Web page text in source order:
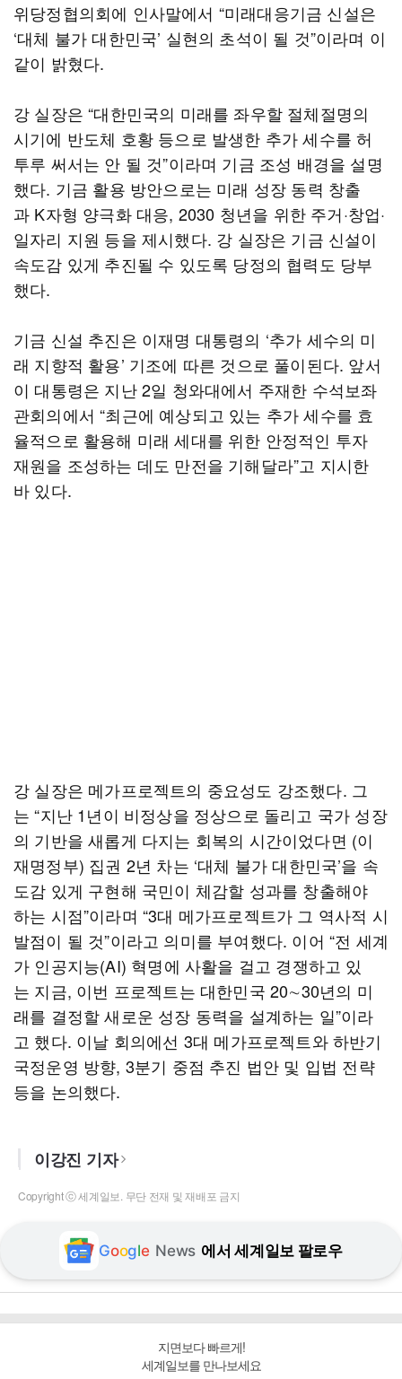
위당정협의회에 인사말에서 “미래대응기금 신설은
‘대체 불가 대한민국’ 실현의 초석이 될 것”이라며 이
같이 밝혔다.
강 실장은 “대한민국의 미래를 좌우할 절체절명의
시기에 반도체 호황 등으로 발생한 추가 세수를 허
투루 써서는 안 될 것”이라며 기금 조성 배경을 설명
했다. 기금 활용 방안으로는 미래 성장 동력 창출
과 K자형 양극화 대응, 2030 청년을 위한 주거·창업·
일자리 지원 등을 제시했다. 강 실장은 기금 신설이
속도감 있게 추진될 수 있도록 당정의 협력도 당부
했다.
기금 신설 추진은 이재명 대통령의 ‘추가 세수의 미
래 지향적 활용’ 기조에 따른 것으로 풀이된다. 앞서
이 대통령은 지난 2일 청와대에서 주재한 수석보좌
관회의에서 “최근에 예상되고 있는 추가 세수를 효
율적으로 활용해 미래 세대를 위한 안정적인 투자
재원을 조성하는 데도 만전을 기해달라”고 지시한
바 있다.
강 실장은 메가프로젝트의 중요성도 강조했다. 그
는 “지난 1년이 비정상을 정상으로 돌리고 국가 성장
의 기반을 새롭게 다지는 회복의 시간이었다면 (이
재명정부) 집권 2년 차는 ‘대체 불가 대한민국’을 속
도감 있게 구현해 국민이 체감할 성과를 창출해야
하는 시점”이라며 “3대 메가프로젝트가 그 역사적 시
발점이 될 것”이라고 의미를 부여했다. 이어 “전 세계
가 인공지능(AI) 혁명에 사활을 걸고 경쟁하고 있
는 지금, 이번 프로젝트는 대한민국 20∼30년의 미
래를 결정할 새로운 성장 동력을 설계하는 일”이라
고 했다. 이날 회의에선 3대 메가프로젝트와 하반기
국정운영 방향, 3분기 중점 추진 법안 및 입법 전략
등을 논의했다.
이강진 기자
Copyright ⓒ 세계일보. 무단 전재 및 재배포 금지
Google News 에서 세계일보 팔로우
지면보다 빠르게!
세계일보를 만나보세요